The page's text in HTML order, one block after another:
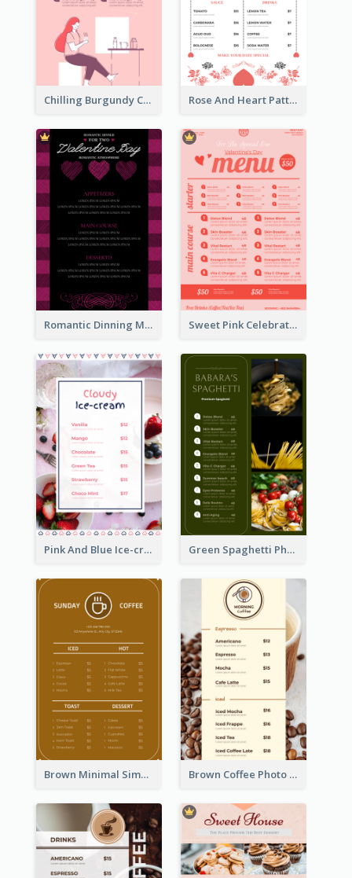
Chilling Burgundy Coffee And Bakery Menu Design Rose And Heart Pattern Menu Design Ideas
Romantic Dinning Menu For Two Design Templates Sweet Pink Celebration Menu Template Design
Pink And Blue Ice-cream Photo Dessert Menu Green Spaghetti Photos Grand Restaurant Menu
Brown Minimal Simple Cafe Menu Brown Coffee Photo Coffee Shop Menu